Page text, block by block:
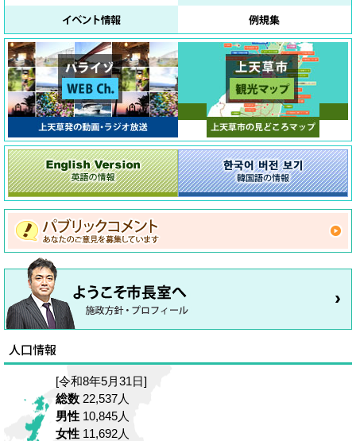
[令和8年5月31日]
総数 22,537人
男性 10,845人
女性 11,692人